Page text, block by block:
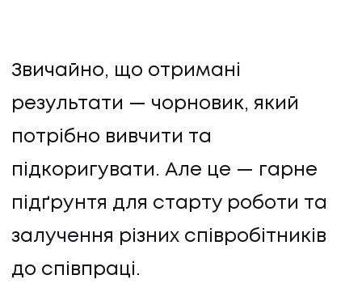
Звичайно, що отримані
результати — чорновик, який
потрібно вивчити та
підкоригувати. Але це — гарне
підґрунтя для старту роботи та
залучення різних співробітників
до співпраці.